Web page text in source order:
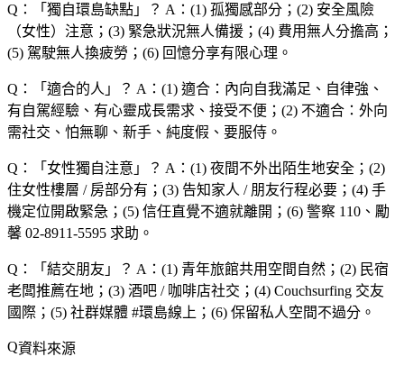
Q：「 獨自環島缺點 」？ A：(1) 孤獨感部分；(2) 安全風險
（女性）注意；(3) 緊急狀況無人備援；(4) 費用無人分擔高；
(5) 駕駛無人換疲勞；(6) 回憶分享有限心理。
Q：「 適合的人 」？ A：(1) 適合：內向自我滿足、自律強、
有自駕經驗、有心靈成長需求、接受不便；(2) 不適合：外向
需社交、怕無聊、新手、純度假、要服侍。
Q：「 女性獨自注意 」？ A：(1) 夜間不外出陌生地安全；(2)
住女性樓層 / 房部分有；(3) 告知家人 / 朋友行程必要；(4) 手
機定位開啟緊急；(5) 信任直覺不適就離開；(6) 警察 110、勵
馨 02-8911-5595 求助。
Q：「 結交朋友 」？ A：(1) 青年旅館共用空間自然；(2) 民宿
老闆推薦在地；(3) 酒吧 / 咖啡店社交；(4) Couchsurfing 交友
國際；(5) 社群媒體 #環島線上；(6) 保留私人空間不過分。
資料來源